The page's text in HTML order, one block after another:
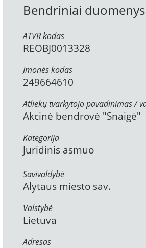
Bendriniai duomenys
ATVR kodas
REOBJ0013328
Įmonės kodas
249664610
Atliekų tvarkytojo pavadinimas /
Akcinė bendrovė "Snaigė"
Kategorija
Juridinis asmuo
Savivaldybė
Alytaus miesto sav.
Valstybė
Lietuva
Adresas